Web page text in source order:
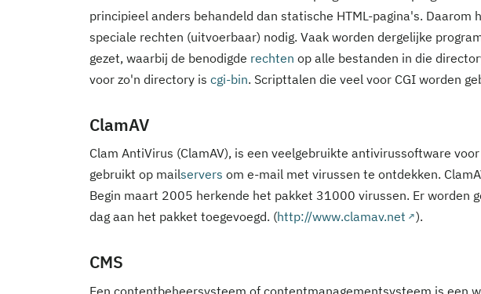
principieel anders behandeld dan statische HTML-pagina's. Daarom
speciale rechten (uitvoerbaar) nodig. Vaak worden dergelijke
gezet, waarbij de benodigde rechten op alle bestanden in die
voor zo'n directory is cgi-bin. Scripttalen die veel voor CGI worden
ClamAV
Clam AntiVirus (ClamAV), is een veelgebruikte antivirussoftware voor
gebruikt op mailservers om e-mail met virussen te ontdekken.
Begin maart 2005 herkende het pakket 31000 virussen. Er worden
dag aan het pakket toegevoegd. (http://www.clamav.net ).
CMS
Een contentbeheersysteem of contentmanagementsysteem is een